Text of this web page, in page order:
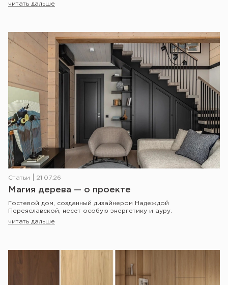
читать дальше
Статьи 21.07.26
Магия дерева — о проекте
Гостевой дом, созданный дизайнером Надеждой
Переяславской, несёт особую энергетику и ауру.
читать дальше